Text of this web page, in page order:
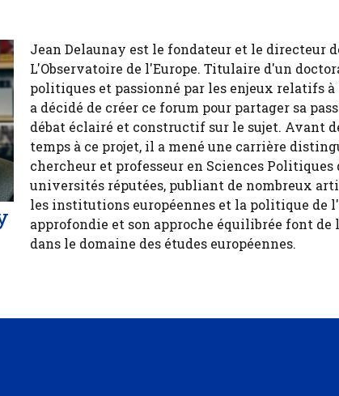
Jean Delaunay est le fondateur et le directeur
L'Observatoire de l'Europe. Titulaire d'un
politiques et passionné par les enjeux relatifs
a décidé de créer ce forum pour partager sa
débat éclairé et constructif sur le sujet. Avant
temps à ce projet, il a mené une carrière
chercheur et professeur en Sciences Politiques
universités réputées, publiant de nombreux
les institutions européennes et la politique de
approfondie et son approche équilibrée font
dans le domaine des études européennes.